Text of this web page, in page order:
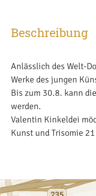
Beschreibung
Anlässlich des Welt-
Werke des jungen
Bis zum 30.8. kann
werden.
Valentin Kinkeldei
Kunst und Trisomie